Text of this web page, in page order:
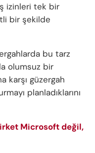
izinleri tek bir
bir şekilde
bu tarz
olumsuz bir
karşı güzergah
planladıklarını
Microsoft değil,